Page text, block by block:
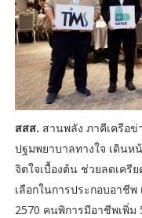
สสส. สานพลัง ภาคีเครือ
ปฐมพยาบาลทางใจ เดิน
จิตใจเบื้องต้น ช่วยลดเค
เลือกในการประกอบอาชีพ
2570 คนพิการมีอาชีพเพิ่ม